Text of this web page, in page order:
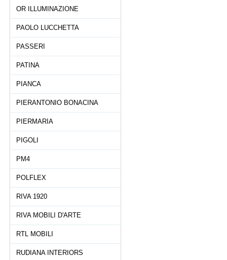
OR ILLUMINAZIONE
PAOLO LUCCHETTA
PASSERI
PATINA
PIANCA
PIERANTONIO BONACINA
PIERMARIA
PIGOLI
PM4
POLFLEX
RIVA 1920
RIVA MOBILI D'ARTE
RTL MOBILI
RUDIANA INTERIORS